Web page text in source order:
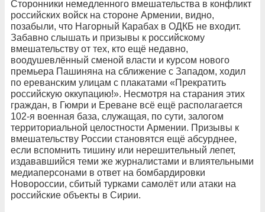
Сторонники немедленного вмешательства в конфликт
российских войск на стороне Армении, видно,
позабыли, что Нагорный Карабах в ОДКБ не входит.
Забавно слышать и призывы к российскому
вмешательству от тех, кто ещё недавно,
воодушевлённый сменой власти и курсом нового
премьера Пашиняна на сближение с Западом, ходил
по ереванским улицам с плакатами «Прекратить
российскую оккупацию!». Несмотря на старания этих
граждан, в Гюмри и Ереване всё ещё располагается
102-я военная база, служащая, по сути, залогом
территориальной целостности Армении. Призывы к
вмешательству России становятся ещё абсурднее,
если вспомнить тишину или нерешительный лепет,
издававшийся теми же журналистами и влиятельными
медиаперсонами в ответ на бомбардировки
Новороссии, сбитый турками самолёт или атаки на
российские объекты в Сирии.